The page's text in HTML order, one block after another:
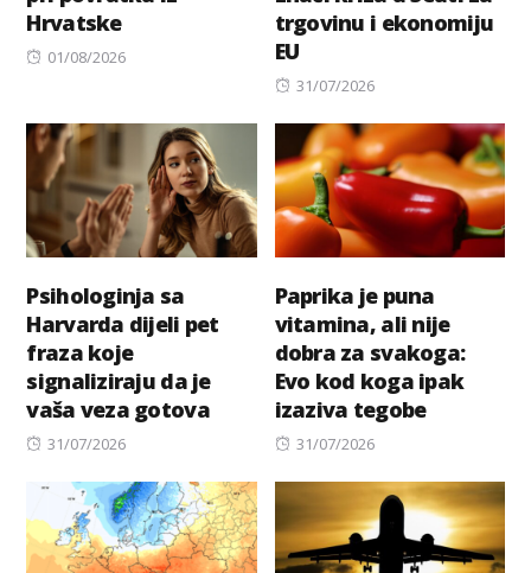
Hrvatske
Posted
01/08/2026
trgovinu i ekonomiju
EU
Posted
31/07/2026
Psihologinja sa
Harvarda dijeli pet
fraza koje
signaliziraju da je
vaša veza gotova
Posted
31/07/2026
Paprika je puna
vitamina, ali nije
dobra za svakoga:
Evo kod koga ipak
izaziva tegobe
Posted
31/07/2026